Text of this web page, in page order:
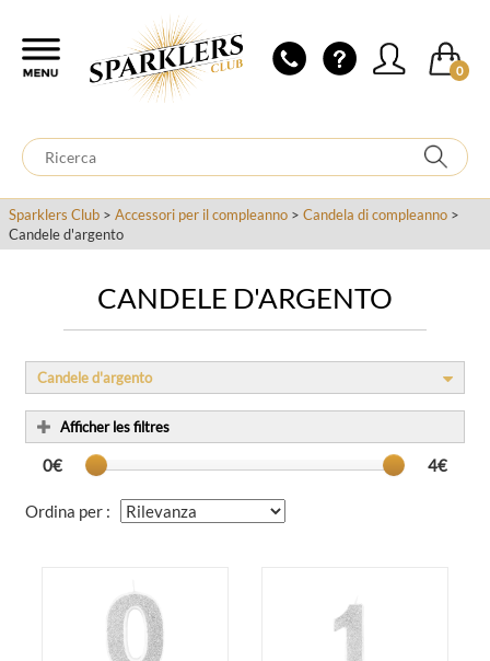
0
Sparklers Club > Accessori per il compleanno > Candela di compleanno >
Candele d'argento
CANDELE D'ARGENTO
0€ 4€
Afficher les filtres
Candele d'argento
Ordina per :